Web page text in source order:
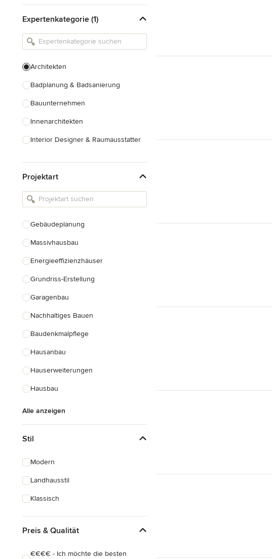
Expertenkategorie (1)
Architekten
Badplanung & Badsanierung
Bauunternehmen
Innenarchitekten
Interior Designer & Raumausstatter
Landschaftsarchitekten
Armaturen & Sanitärbedarf
Einbauschränke
Projektart
Gebäudeplanung
Massivhausbau
Energieeffizienzhäuser
Grundriss-Erstellung
Garagenbau
Nachhaltiges Bauen
Baudenkmalpflege
Hausanbau
Hauserweiterungen
Hausbau
Alle anzeigen
Stil
Modern
Landhausstil
Klassisch
Preis & Qualität
€€€€ - Ich möchte die besten